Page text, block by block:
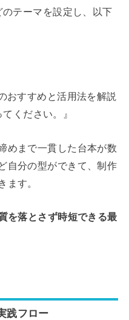
テーマを設定し、以下
おすすめと活用法を解説
ください。』
めまで一貫した台本が数
自分の型ができて、制作
ます。
を落とさず時短できる最
践フロー